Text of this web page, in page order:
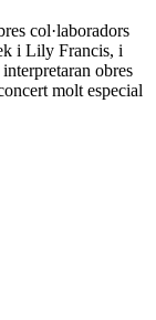
col·laboradors
i Lily Francis, i
interpretaran obres
molt especial